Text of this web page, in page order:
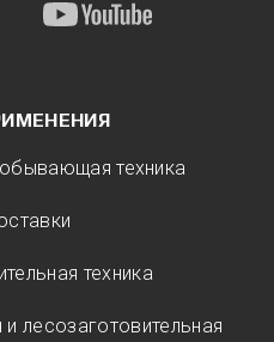
техника
техника
лесозаготовительная